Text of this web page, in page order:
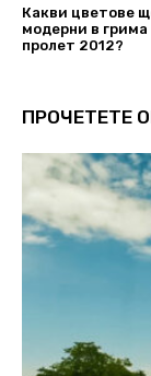
Какви цветове
модерни в грима
пролет 2012?
ПРОЧЕТЕТЕ